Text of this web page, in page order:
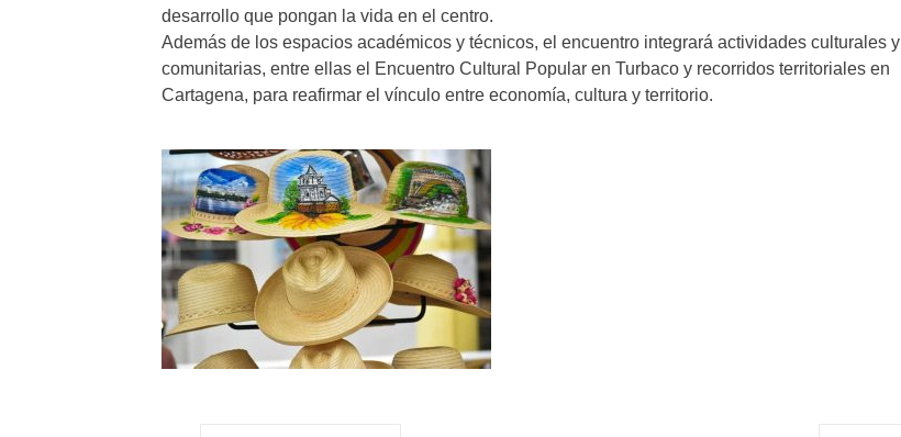
desarrollo que pongan la vida en el centro.
Además de los espacios académicos y técnicos, el encuentro integrará actividades culturales y
comunitarias, entre ellas el Encuentro Cultural Popular en Turbaco y recorridos territoriales en
Cartagena, para reafirmar el vínculo entre economía, cultura y territorio.